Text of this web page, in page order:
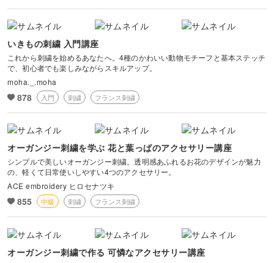
いきもの刺繍 入門講座
これから刺繍を始めるあなたへ。4種のかわいい動物モチーフと基本ステッチ
で、初心者でも楽しみながらスキルアップ。
moha._.moha
878 入門 刺繍 フランス刺繍
オーガンジー刺繍を学ぶ 花と葉っぱのアクセサリー講座
シンプルで美しいオーガンジー刺繍。透明感あふれるお花のデザインが魅力
の、軽くて日常使いしやすい4つのアクセサリー。
ACE embroidery ヒロセナツキ
855 中級 刺繍 フランス刺繍
オーガンジー刺繍で作る 可憐なアクセサリー講座